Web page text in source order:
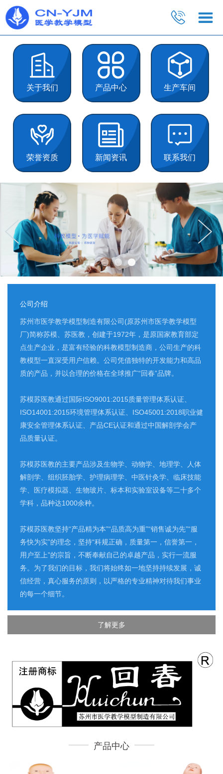
关于我们 产品中心 生产车间
荣誉资质 新闻资讯 联系我们
公司介绍
苏州市医学教学模型制造有限公司(原苏州市医学教学模型
厂)简称苏模、苏医教，创建于1972年，是原国家教育部定
点生产企业，是富有经验的科教模型制造商，公司生产的科
教模型一直深受用户信赖。公司凭借独特的开发能力和高品
质的产品，并以合理的价格在全球推广“回春”品牌。
苏模苏医教通过国际ISO9001:2015质量管理体系认证、
ISO14001:2015环境管理体系认证、ISO45001:2018职业健
康安全管理体系认证、产品CE认证和通过中国解剖学会产
品质量认证。
苏模苏医教的主要产品涉及生物学、动物学、地理学、人体
解剖学、组织胚胎学、护理病理学、中医针灸学、临床技能
学、医疗模拟器、生物玻片、标本和实验室设备等二十多个
学科，品种达1000余种。
苏模苏医教坚持“产品精为本”“品质高为重”“销售诚为先”“服
务快为实”的理念，坚持“科规正确，质量第一，信誉第一，
用户至上”的宗旨，不断奉献自己的卓越产品，实行一流服
务。为了我们的目标，我们将始终如一地坚持持续发展，诚
信经营，真心服务的原则，以严格的专业精神对待我们事业
的每一个细节。
了解更多
产品中心